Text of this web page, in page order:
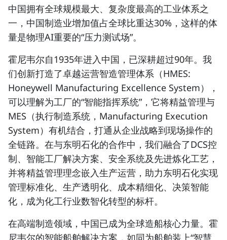
中国拥有全球规模最大、复杂度最高的工业体系之
一，中国制造业增加值占全球比重达30%，这样的体
量是物理AI重要的“压力测试场”。
霍尼韦尔自1935年进入中国，已深耕超过90年。我
们创新打造了卓越运营智造管理体系（HMES:
Honeywell Manufacturing Excellence System），
可以理解为工厂的“智能指挥系统”，它将精益管理与
MES（执行制造系统，Manufacturing Execution
System）有机结合，打通从企业战略到现场操作的
全链路。在与东明石化的合作中，我们融合了DCS控
制、智能工厂解决方案、安全系统及先进炼化工艺，
并将精益管理理念嵌入生产运营，助力东明石化实现
管理标准化、生产透明化、成本精细化、决策智能
化，成为化工行业数智化转型的标杆。
在高端制造领域，中国已成为全球造船核心力量。霍